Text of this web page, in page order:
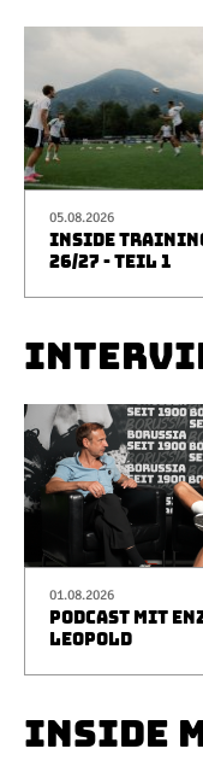
05.08.2026
INSIDE
26/27 - TEIL 1
01.08.2026
PODCAST MIT
LEOPOLD
INSIDE